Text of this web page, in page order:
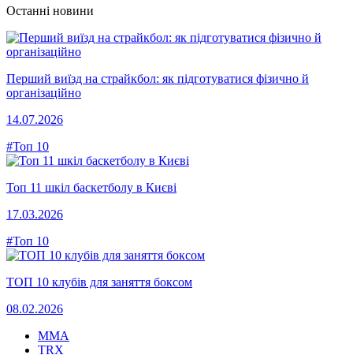
Останні новини
Перший виїзд на страйкбол: як підготуватися фізично й
організаційно
14.07.2026
#Топ 10
Топ 11 шкіл баскетболу в Києві
17.03.2026
#Топ 10
ТОП 10 клубів для заняття боксом
08.02.2026
MMA
TRX